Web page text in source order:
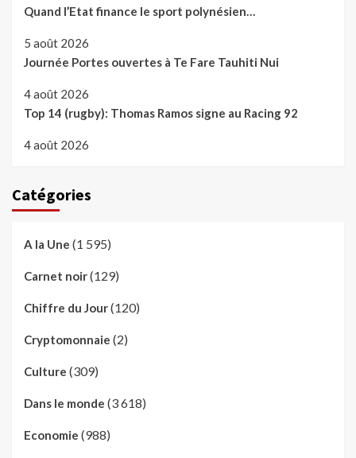
Quand l’Etat finance le sport polynésien…
5 août 2026
Journée Portes ouvertes à Te Fare Tauhiti Nui
4 août 2026
Top 14 (rugby): Thomas Ramos signe au Racing 92
4 août 2026
Catégories
A la Une (1 595)
Carnet noir(129)
Chiffre du Jour(120)
Cryptomonnaie (2)
Culture (309)
Dans le monde (3 618)
Economie (988)